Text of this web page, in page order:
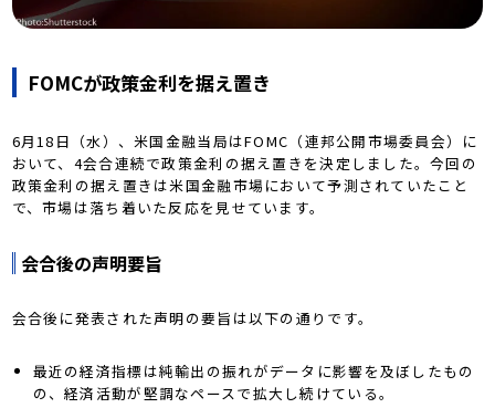
FOMCが政策金利を据え置き
6月18日（水）、米国金融当局はFOMC（連邦公開市場委員会）に
おいて、4会合連続で政策金利の据え置きを決定しました。今回の
政策金利の据え置きは米国金融市場において予測されていたこと
で、市場は落ち着いた反応を見せています。
会合後の声明要旨
会合後に発表された声明の要旨は以下の通りです。
最近の経済指標は純輸出の振れがデータに影響を及ぼしたもの
の、経済活動が堅調なペースで拡大し続けている。